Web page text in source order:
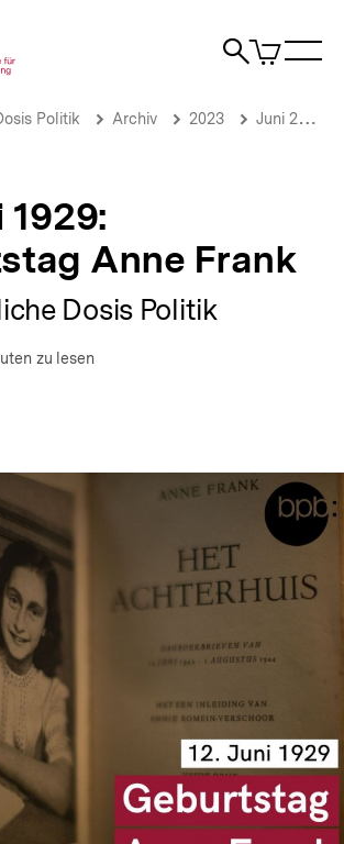
Suche
Artikel
im
Politik Archiv 2023 Juni 2023
1929:
Anne Frank
Dosis Politik
zu lesen